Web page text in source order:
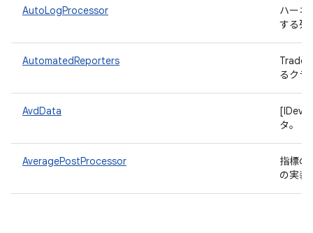
AutoLogProcessor
ハーネ
する列
AutomatedReporters
るク
AvdData
タ。
AveragePostProcessor
指標の
の実